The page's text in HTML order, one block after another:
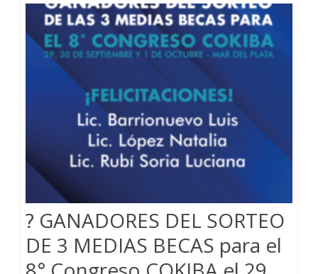
? GANADORES DEL SORTEO
DE 3 MEDIAS BECAS para el